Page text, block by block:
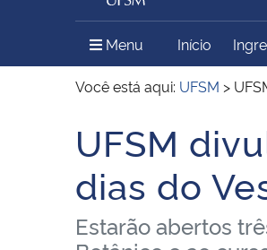
Ministério do Meio Ambiente
Secretaria de Governo
Menu Menu Principal
Início
Você está aqui: UFSM >
Início do conteúdo
UFSM
dias do
Estarão abertos